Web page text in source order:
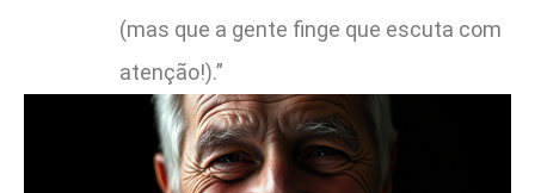
(mas que a gente finge que escuta com
atenção!).”